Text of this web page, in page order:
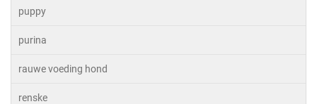
puppy
purina
rauwe voeding hond
renske